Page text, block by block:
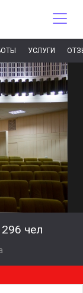
УСЛУГИ
чел